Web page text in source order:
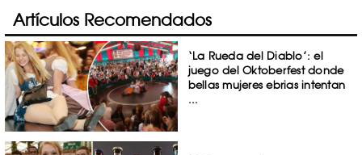
Artículos Recomendados
‘La Rueda del Diablo’: el
juego del Oktoberfest donde
bellas mujeres ebrias intentan
...